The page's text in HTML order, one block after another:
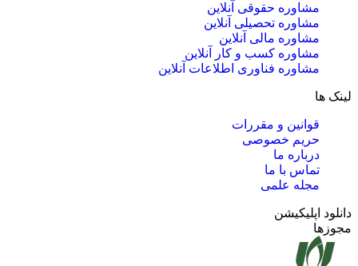
مشاوره حقوقی آنلاین
مشاوره تحصیلی آنلاین
مشاوره مالی آنلاین
مشاوره کسب و کار آنلاین
مشاوره فناوری اطلاعات آنلاین
لینک ها
قوانین و مقررات
حریم خصوصی
درباره ما
تماس با ما
مجله علمی
دانلود اپلیکیشن
مجوزها